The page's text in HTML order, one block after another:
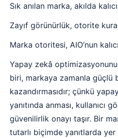
Sık anılan marka, akılda
Zayıf görünürlük, otorite
Marka otoritesi, AIO’nun
Yapay zekâ
biri, markaya zamanla güçlü
kazandırmasıdır; çünkü
yanıtında anması, kullanıcı
güvenilirlik onayı taşır. Bir
tutarlı biçimde yanıtlarda yer